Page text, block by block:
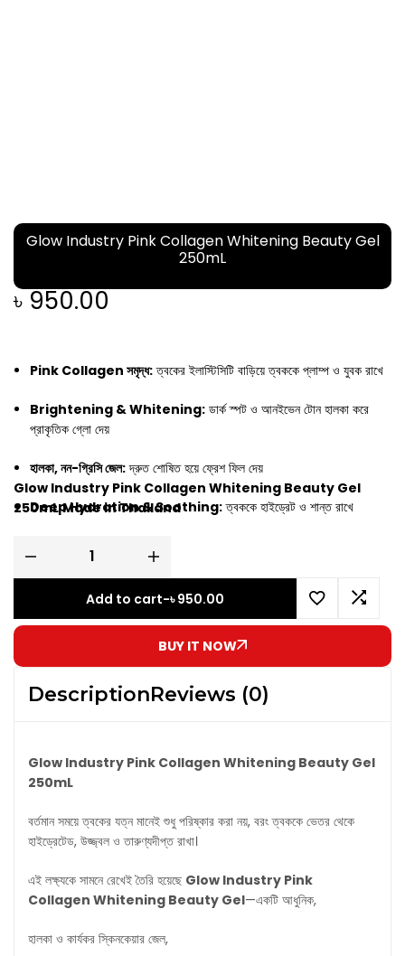
Glow Industry Pink Collagen Whitening Beauty Gel
250mL
৳950.00
Pink Collagen সমৃদ্ধ:ত্বকের ইলাস্টিসিটি বাড়িয়ে ত্বককে প্লাম্প ও যুবক রাখে
Brightening & Whitening: ডার্ক স্পট ও আনইভেন টোন হালকা করে
প্রাকৃতিক গ্লো দেয়
হালকা, নন-গ্রিসি জেল:দ্রুত শোষিত হয়ে ফ্রেশ ফিল দেয়
Deep Hydration & Soothing:ত্বককে হাইড্রেট ও শান্ত রাখে
Glow Industry Pink Collagen Whitening Beauty Gel
250mL Made in Thailand
Add to cart-৳950.00
BUY IT NOW
DescriptionReviews (0)
Glow Industry Pink Collagen Whitening Beauty Gel
250mL
বর্তমান সময়ে ত্বকের যত্ন মানেই শুধু পরিষ্কার করা নয়, বরং ত্বককে ভেতর থেকে
হাইড্রেটেড, উজ্জ্বল ও তারুণ্যদীপ্ত রাখা।
এই লক্ষ্যকে সামনে রেখেই তৈরি হয়েছে Glow Industry Pink
Collagen Whitening Beauty Gel—একটি আধুনিক,
হালকা ও কার্যকর স্কিনকেয়ার জেল,